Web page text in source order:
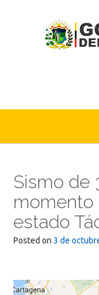
Sismo de
momento
estado
Posted on 3 de